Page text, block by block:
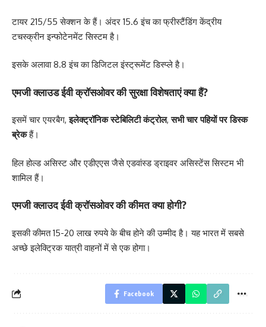
टायर 215/55 सेक्शन के हैं। अंदर 15.6 इंच का फ्रीस्टैंडिंग केंद्रीय
टचस्क्रीन इन्फोटेनमेंट सिस्टम है।
इसके अलावा 8.8 इंच का डिजिटल इंस्ट्रूमेंट डिस्प्ले है।
एमजी क्लाउड ईवी क्रॉसओवर की सुरक्षा विशेषताएं क्या हैं?
इसमें चार एयरबैग,इलेक्ट्रॉनिक स्टेबिलिटी कंट्रोल,सभी चार पहियों पर डिस्क
ब्रेकहैं।
हिल होल्ड असिस्ट और एडीएएस जैसे एडवांस्ड ड्राइवर असिस्टेंस सिस्टम भी
शामिल हैं।
एमजी क्लाउद ईवी क्रॉसओवर की कीमत क्या होगी?
इसकी कीमत 15-20 लाख रुपये के बीच होने की उम्मीद है। यह भारत में सबसे
अच्छे इलेक्ट्रिक यात्री वाहनों में से एक होगा।
Facebook